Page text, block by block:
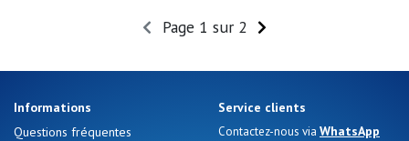
Page 1 sur 2
Informations
Questions fréquentes
Service clients
Contactez-nous via WhatsApp